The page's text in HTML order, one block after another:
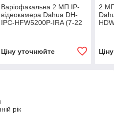
Варіофакальна 2 МП IP-
відеокамера Dahua DH-
IPC-HFW5200P-IRA (7-22
Ціну уточнюйте
2
рік